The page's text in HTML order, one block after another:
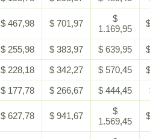
$ 467,98 $ 701,97
$
1.169,95
$ 255,98 $ 383,97 $ 639,95
$ 228,18 $ 342,27 $ 570,45
$ 177,78 $ 266,67 $ 444,45
$ 627,78 $ 941,67
$
1.569,45